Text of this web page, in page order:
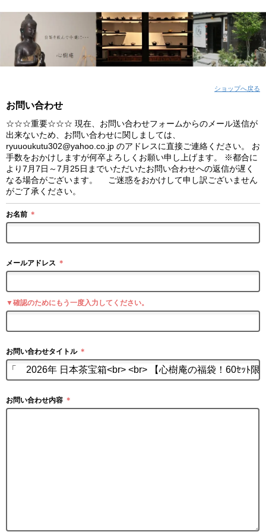
ショップへ戻る
お問い合わせ
☆☆☆重要☆☆☆ 現在、お問い合わせフォームからのメール送信が
出来ないため、お問い合わせに関しましては、
ryuuoukutu302@yahoo.co.jp のアドレスに直接ご連絡ください。 お
手数をおかけしますが何卒よろしくお願い申し上げます。 ※都合に
より7月7日～7月25日までいただいたお問い合わせへの返信が遅く
なる場合がございます。 ご迷惑をおかけして申し訳ございません
がご了承ください。
お名前 ＊
メールアドレス ＊
▼確認のためにもう一度入力してください。
お問い合わせタイトル ＊
お問い合わせ内容 ＊